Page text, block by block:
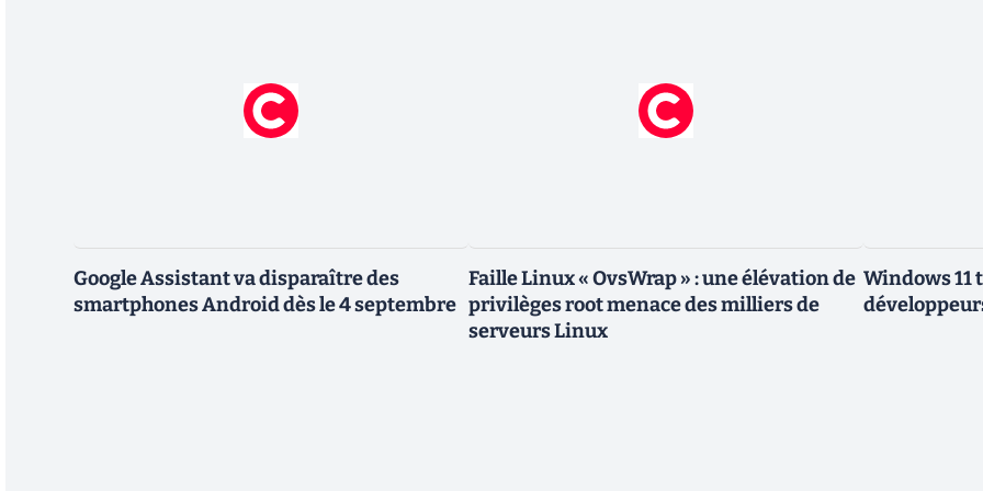
Google Assistant va disparaître des
smartphones Android dès le 4 septembre
Faille Linux « OvsWrap » : une élévation de
privilèges root menace des milliers de
serveurs Linux
Windows 11